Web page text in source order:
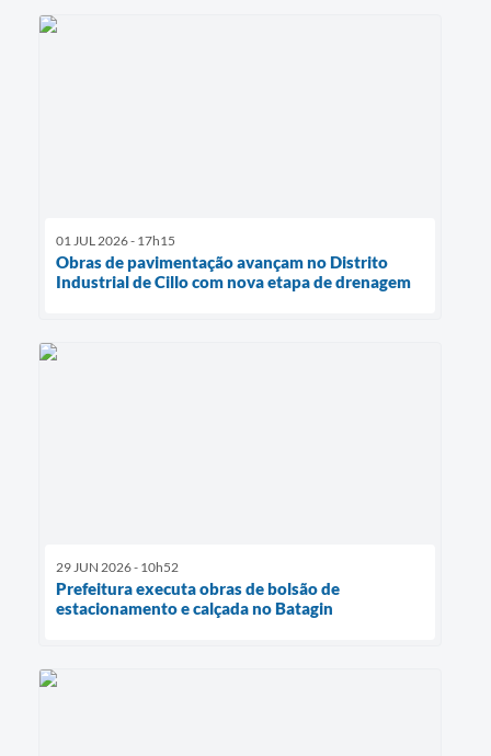
01 JUL 2026 - 17h15
Obras de pavimentação avançam no Distrito
Industrial de Cillo com nova etapa de drenagem
29 JUN 2026 - 10h52
Prefeitura executa obras de bolsão de
estacionamento e calçada no Batagin